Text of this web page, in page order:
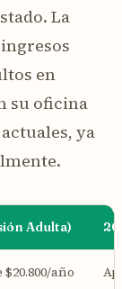
La
en
su oficina
ya
Adulta)
año